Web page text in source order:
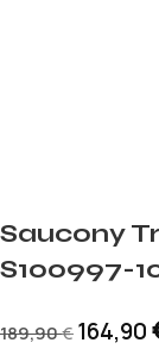
Saucony
S100997-
189,90€ 164,90